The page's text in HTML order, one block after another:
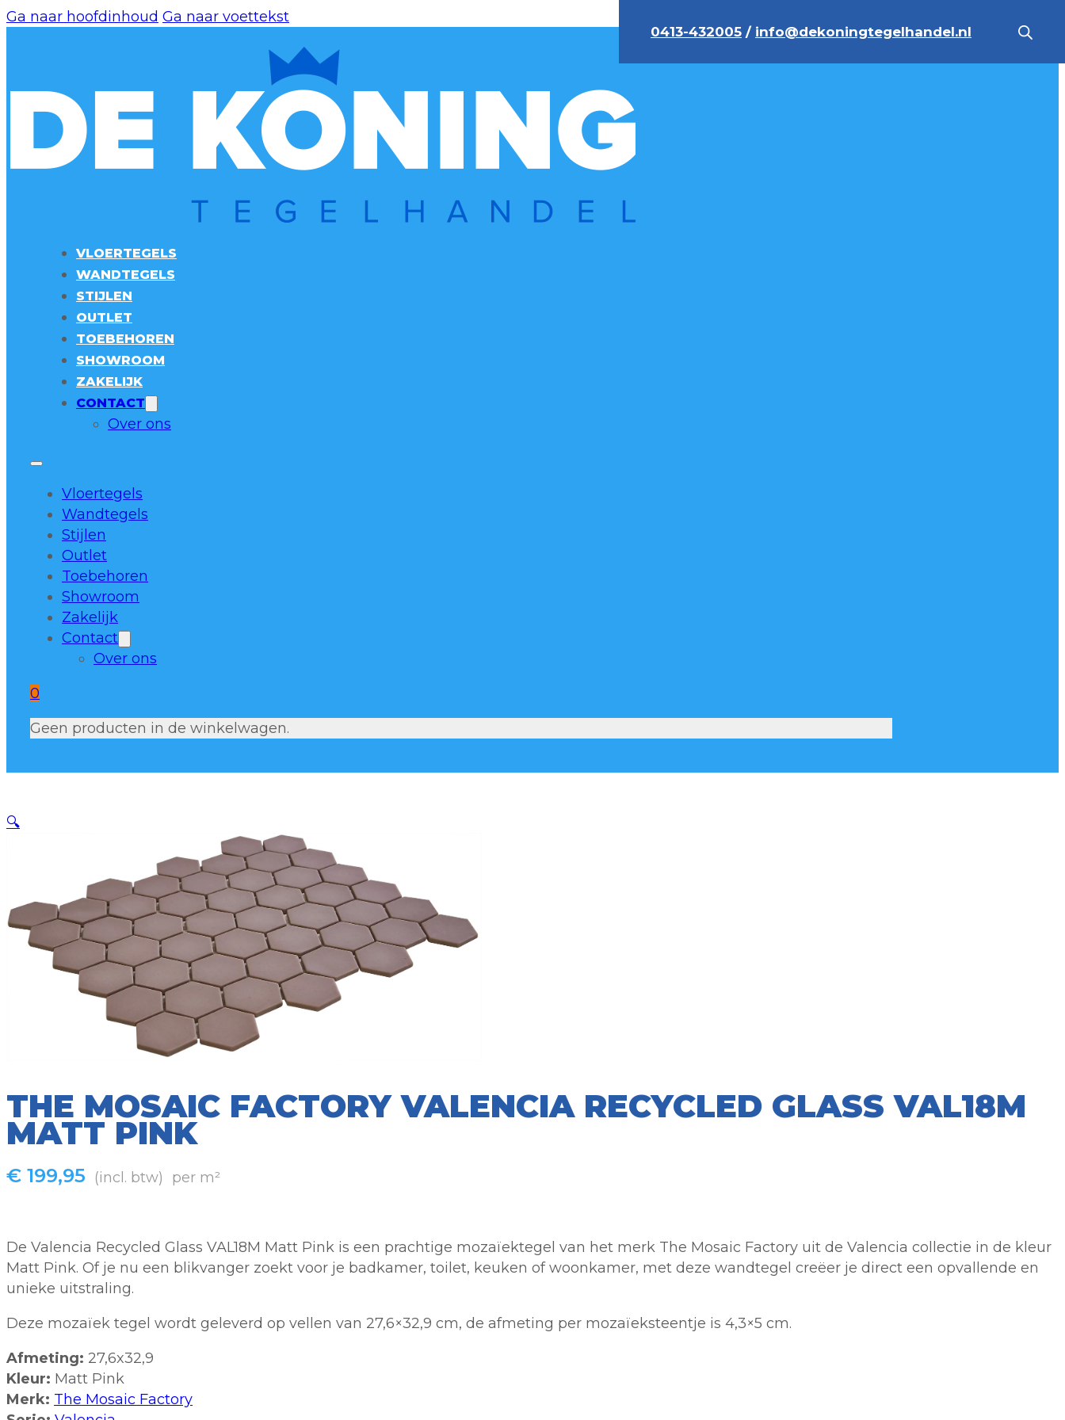
Ga naar hoofdinhoud Ga naar voettekst
0413-432005 / info@dekoningtegelhandel.nl
VLOERTEGELS
WANDTEGELS
STIJLEN
OUTLET
TOEBEHOREN
SHOWROOM
ZAKELIJK
CONTACT
Over ons
Vloertegels
Wandtegels
Stijlen
Outlet
Toebehoren
Showroom
Zakelijk
Contact
Over ons
0
Geen producten in de winkelwagen.
🔍
THE MOSAIC FACTORY VALENCIA RECYCLED GLASS VAL18M
MATT PINK
€ 199,95 (incl. btw) per m²
De Valencia Recycled Glass VAL18M Matt Pink is een prachtige mozaïektegel van het merk The Mosaic Factory uit de Valencia collectie in de kleur
Matt Pink. Of je nu een blikvanger zoekt voor je badkamer, toilet, keuken of woonkamer, met deze wandtegel creëer je direct een opvallende en
unieke uitstraling.
Deze mozaïek tegel wordt geleverd op vellen van 27,6×32,9 cm, de afmeting per mozaïeksteentje is 4,3×5 cm.
Afmeting: 27,6x32,9
Kleur: Matt Pink
Merk: The Mosaic Factory